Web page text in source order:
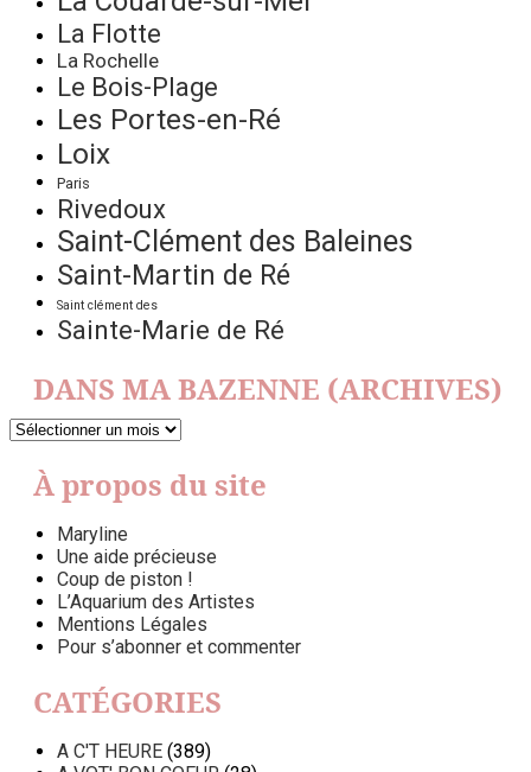
La Flotte
La Rochelle
Le Bois-Plage
Les Portes-en-Ré
Loix
Paris
Rivedoux
Saint-Clément des Baleines
Saint-Martin de Ré
Saint clément des
Sainte-Marie de Ré
DANS MA BAZENNE (ARCHIVES)
DANS
BAZENNE
(ARCHIVES)
À propos du site
Maryline
Une aide précieuse
Coup de piston !
L’Aquarium des Artistes
Mentions Légales
Pour s’abonner et commenter
CATÉGORIES
A C'T HEURE (389)